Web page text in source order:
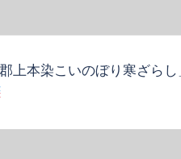
郡上本染こいのぼり寒ざら